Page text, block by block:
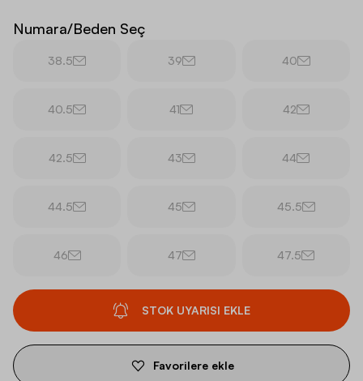
Numara/Beden Seç
38.5 39 40
40.5 41 42
42.5 43 44
44.5 45 45.5
46 47 47.5
STOK UYARISI EKLE
Favorilere ekle